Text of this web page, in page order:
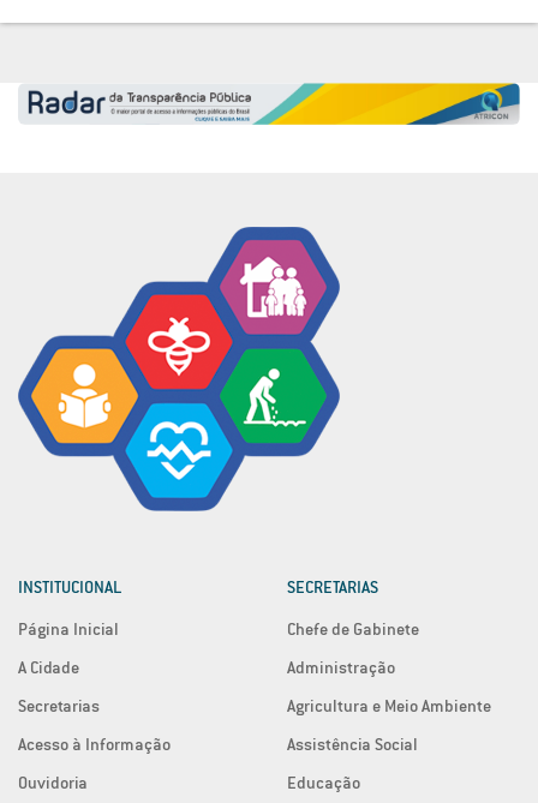
INSTITUCIONAL
Página Inicial
A Cidade
Secretarias
Acesso à Informação
Ouvidoria
SECRETARIAS
Chefe de Gabinete
Administração
Agricultura e Meio Ambiente
Assistência Social
Educação